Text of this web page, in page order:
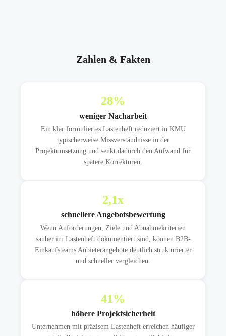
Zahlen & Fakten
28%
weniger Nacharbeit
Ein klar formuliertes Lastenheft reduziert in KMU
typischerweise Missverständnisse in der
Projektumsetzung und senkt dadurch den Aufwand für
spätere Korrekturen.
2,1x
schnellere Angebotsbewertung
Wenn Anforderungen, Ziele und Abnahmekriterien
sauber im Lastenheft dokumentiert sind, können B2B-
Einkaufsteams Anbieterangebote deutlich strukturierter
und schneller vergleichen.
41%
höhere Projektsicherheit
Unternehmen mit präzisem Lastenheft erreichen häufiger